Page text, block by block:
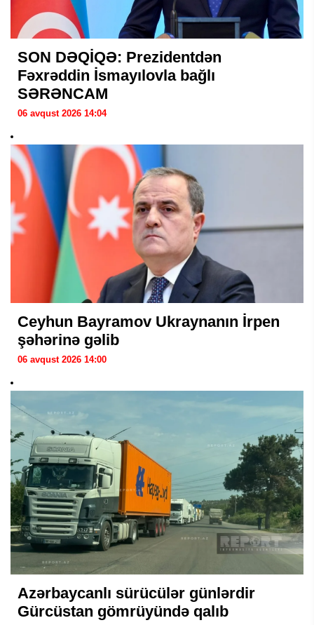
SON DƏQİQƏ: Prezidentdən
Fəxrəddin İsmayılovla bağlı
SƏRƏNCAM
06 avqust 2026 14:04
Ceyhun Bayramov Ukraynanın İrpen
şəhərinə gəlib
06 avqust 2026 14:00
Azərbaycanlı sürücülər günlərdir
Gürcüstan gömrüyündə qalıb